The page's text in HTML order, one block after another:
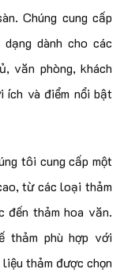
Chúng cung cấp
dành cho các
văn phòng, khách
ích và điểm nổi bật
tôi cung cấp một
từ các loại thảm
đến thảm hoa văn.
thảm phù hợp với
thảm được chọn